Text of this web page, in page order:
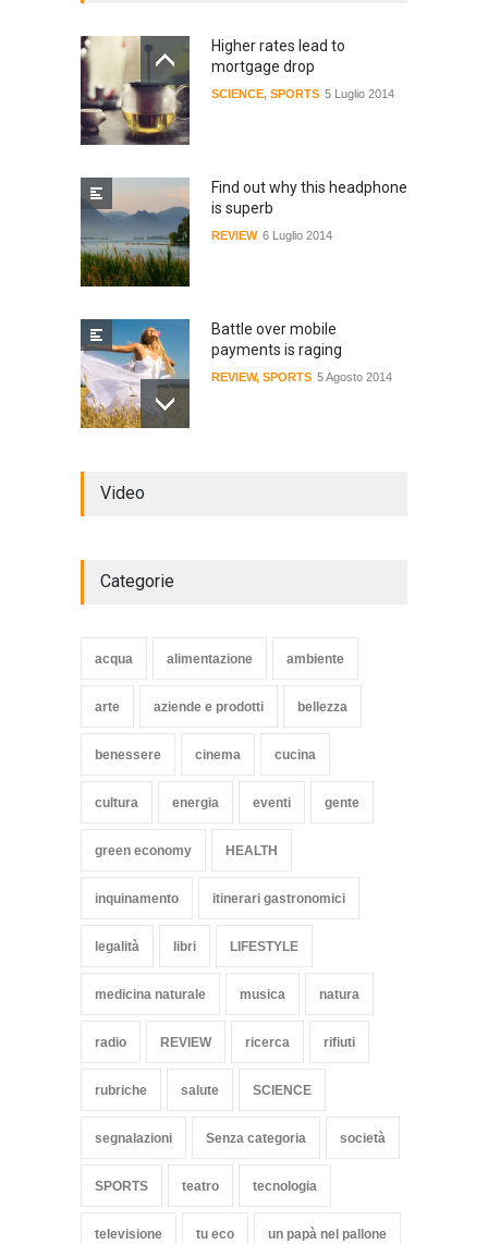
Higher rates lead to
mortgage drop
SCIENCE, SPORTS 5 Luglio 2014
Find out why this headphone
is superb
REVIEW 6 Luglio 2014
Battle over mobile
payments is raging
REVIEW, SPORTS 5 Agosto 2014
HEALTH 15 Novembre 2014
Video
Categorie
acqua alimentazione ambiente
arte aziende e prodotti bellezza
benessere cinema cucina
cultura energia eventi gente
green economy HEALTH
inquinamento itinerari gastronomici
legalità libri LIFESTYLE
medicina naturale musica natura
radio REVIEW ricerca rifiuti
rubriche salute SCIENCE
segnalazioni Senza categoria società
SPORTS teatro tecnologia
televisione tu eco un papà nel pallone